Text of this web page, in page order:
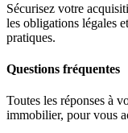
Sécurisez votre
les obligations légales
pratiques.
Questions fréquentes
Toutes les réponses à
immobilier, pour vous